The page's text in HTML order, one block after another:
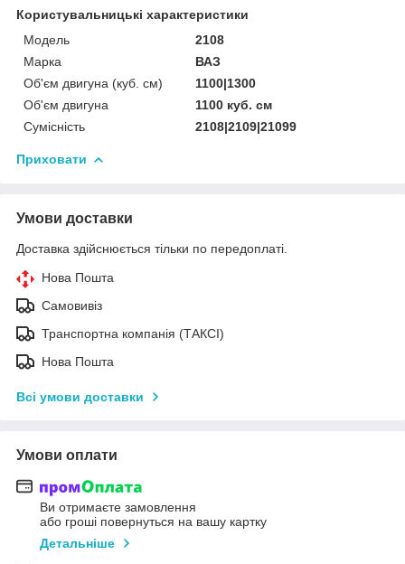
Користувальницькі характеристики
Мoдель
2108
Марка
ВАЗ
Об'єм двигуна (куб. см)
1100|1300
Об'єм двигуна
1100 куб. cм
Сумісність
2108|2109|21099
Приховати
Умови доставки
Доставка здійснюється тільки по передоплаті.
Нова Пошта
Самовивіз
Транспортна компанія (ТАКСІ)
Нова Пошта
Всі умови доставки
Умови оплати
Ви отримаєте замовлення
або гроші повернуться на вашу картку
Детальніше